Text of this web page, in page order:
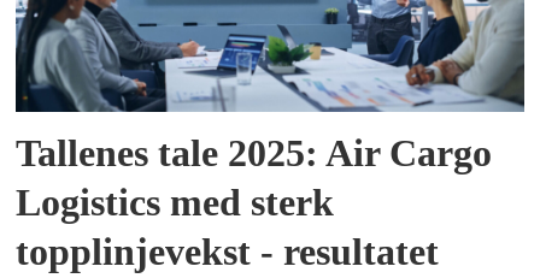
Tallenes tale 2025: Air Cargo
Logistics med sterk
topplinjevekst - resultatet